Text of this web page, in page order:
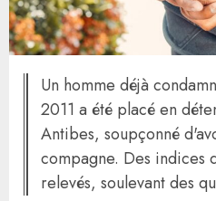
Un homme déjà
2011 a été placé en
Antibes, soupçonné
compagne. Des indices
relevés, soulevant des